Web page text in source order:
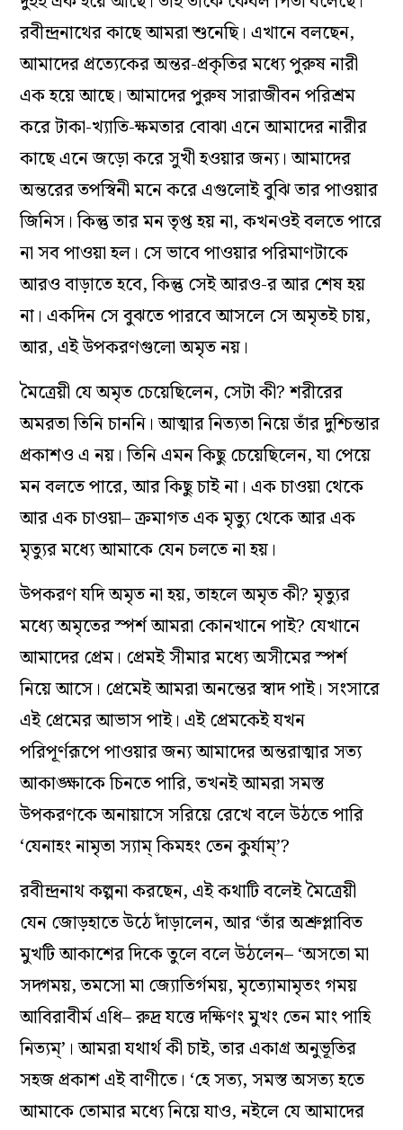
রবীন্দ্রনাথের কাছে আমরা শুনেছি। এখানে বলছেন,
আমাদের প্রত্যেকের অন্তর-প্রকৃতির মধ্যে পুরুষ নারী
এক হয়ে আছে। আমাদের পুরুষ সারাজীবন পরিশ্রম
করে টাকা-খ্যাতি-ক্ষমতার বোঝা এনে আমাদের নারীর
কাছে এনে জড়ো করে সুখী হওয়ার জন্য। আমাদের
অন্তরের তপস্বিনী মনে করে এগুলোই বুঝি তার পাওয়ার
জিনিস। কিন্তু তার মন তৃপ্ত হয় না, কখনওই বলতে পারে
না সব পাওয়া হল। সে ভাবে পাওয়ার পরিমাণটাকে
আরও বাড়াতে হবে, কিন্তু সেই আরও-র আর শেষ হয়
না। একদিন সে বুঝতে পারবে আসলে সে অমৃতই চায়,
আর, এই উপকরণগুলো অমৃত নয়।
মৈত্রেয়ী যে অমৃত চেয়েছিলেন, সেটা কী? শরীরের
অমরতা তিনি চাননি। আত্মার নিত্যতা নিয়ে তাঁর দুশ্চিন্তার
প্রকাশও এ নয়। তিনি এমন কিছু চেয়েছিলেন, যা পেয়ে
মন বলতে পারে, আর কিছু চাই না। এক চাওয়া থেকে
আর এক চাওয়া– ক্রমাগত এক মৃত্যু থেকে আর এক
মৃত্যুর মধ্যে আমাকে যেন চলতে না হয়।
উপকরণ যদি অমৃত না হয়, তাহলে অমৃত কী? মৃত্যুর
মধ্যে অমৃতের স্পর্শ আমরা কোনখানে পাই? যেখানে
আমাদের প্রেম। প্রেমই সীমার মধ্যে অসীমের স্পর্শ
নিয়ে আসে। প্রেমেই আমরা অনন্তের স্বাদ পাই। সংসারে
এই প্রেমের আভাস পাই। এই প্রেমকেই যখন
পরিপূর্ণরূপে পাওয়ার জন্য আমাদের অন্তরাত্মার সত্য
আকাঙ্ক্ষাকে চিনতে পারি, তখনই আমরা সমস্ত
উপকরণকে অনায়াসে সরিয়ে রেখে বলে উঠতে পারি
‘যেনাহং নামৃতা স্যাম্ কিমহং তেন কুর্যাম্’?
রবীন্দ্রনাথ কল্পনা করছেন, এই কথাটি বলেই মৈত্রেয়ী
যেন জোড়হাতে উঠে দাঁড়ালেন, আর ‘তাঁর অশ্রুপ্লাবিত
মুখটি আকাশের দিকে তুলে বলে উঠলেন– ‘অসতো মা
সদ্গময়, তমসো মা জ্যোতির্গময়, মৃত্যোমামৃতং গময়
আবিরাবীর্ম এধি– রুদ্র যত্তে দক্ষিণং মুখং তেন মাং পাহি
নিত্যম্’। আমরা যথার্থ কী চাই, তার একাগ্র অনুভূতির
সহজ প্রকাশ এই বাণীতে। ‘হে সত্য, সমস্ত অসত্য হতে
আমাকে তোমার মধ্যে নিয়ে যাও, নইলে যে আমাদের